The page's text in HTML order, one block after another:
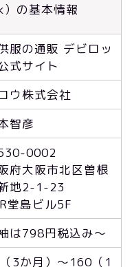
の基本情報
服の通販 デビロッ
式サイト
ウ株式会社
智彦
0002
府大阪市北区曽根
地2-1-23
堂島ビル5F
は798円税込み～
3か月）～160（1